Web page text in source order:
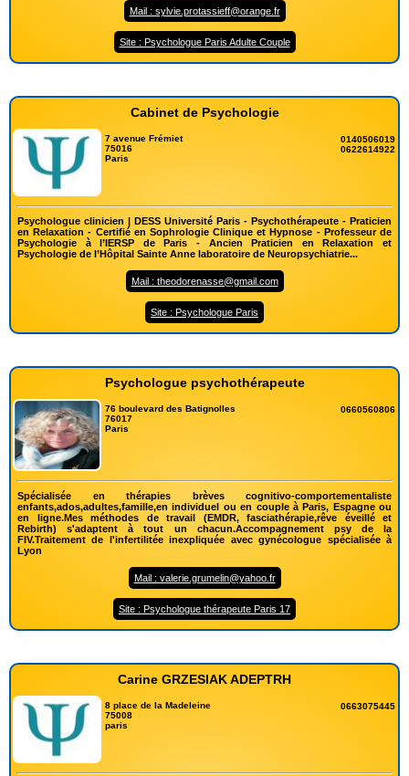
Mail : sylvie.protassieff@orange.fr
Site : Psychologue Paris Adulte Couple
Cabinet de Psychologie
7 avenue Frémiet
75016
Paris
0140506019
0622614922
Psychologue clinicien | DESS Université Paris - Psychothérapeute - Praticien
en Relaxation - Certifié en Sophrologie Clinique et Hypnose - Professeur de
Psychologie à l’IERSP de Paris - Ancien Praticien en Relaxation et
Psychologie de l’Hôpital Sainte Anne laboratoire de Neuropsychiatrie...
Mail : theodorenasse@gmail.com
Site : Psychologue Paris
Psychologue psychothérapeute
76 boulevard des Batignolles
76017
Paris
0660560806
Spécialisée en thérapies brèves cognitivo-comportementaliste
enfants,ados,adultes,famille,en individuel ou en couple à Paris, Espagne ou
en ligne.Mes méthodes de travail (EMDR, fasciathérapie,rêve éveillé et
Rebirth) s'adaptent à tout un chacun.Accompagnement psy de la
FIV.Traitement de l'infertilitée inexpliquée avec gynécologue spécialisée à
Lyon
Mail : valerie.grumelin@yahoo.fr
Site : Psychologue thérapeute Paris 17
Carine GRZESIAK ADEPTRH
8 place de la Madeleine
75008
paris
0663075445